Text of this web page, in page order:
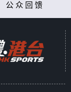
公众回馈